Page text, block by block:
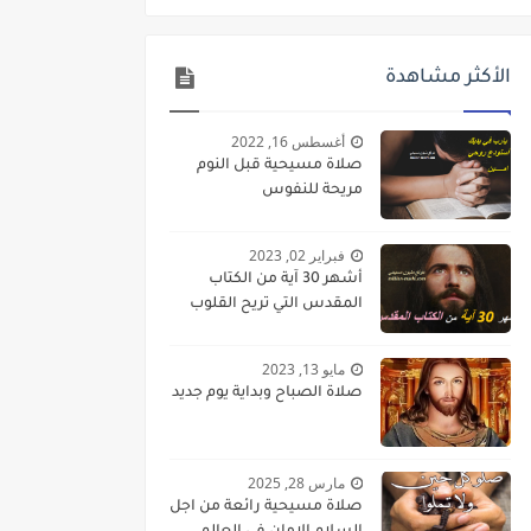
الأكثر مشاهدة
أغسطس 16, 2022
صلاة مسيحية قبل النوم
مريحة للنفوس
فبراير 02, 2023
أشهر 30 آية من الكتاب
المقدس التي تريح القلوب
مايو 13, 2023
صلاة الصباح وبداية يوم جديد
مارس 28, 2025
صلاة مسيحية رائعة من اجل